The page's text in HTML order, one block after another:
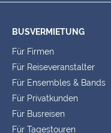
BUSVERMIETUNG
Für Firmen
Für Reiseveranstalter
Für Ensembles & Bands
Für Privatkunden
Für Busreisen
Für Tagestouren